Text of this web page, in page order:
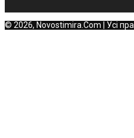
© 2026, Novostimira.Com | Усі